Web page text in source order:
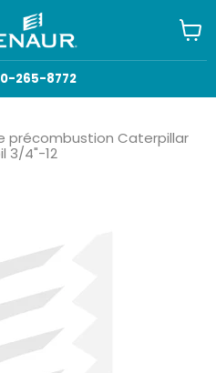
265-8772
le
précombustion Caterpillar
3/4"-12